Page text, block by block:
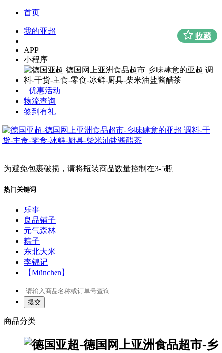
首页
我的亚超
APP
小程序
优惠活动
物流查询
签到有礼
为避免包裹破损，请将瓶装商品数量控制在3-5瓶
热门关键词
乐事
良品铺子
元气森林
粽子
东北大米
李锦记
【München】
商品分类
收藏